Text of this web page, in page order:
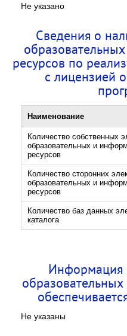
Не указано
Сведения о
ресурсов по
с лицензией
Наименование
Количество собственных
образовательных и
ресурсов
Количество сторонних
образовательных и
ресурсов
Количество баз данных
каталога
Информация
Не указаны